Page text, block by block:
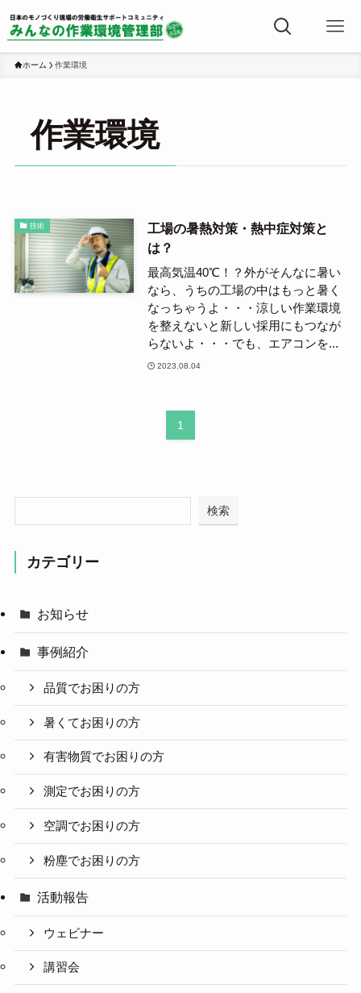
ホーム 作業環境
作業環境
技術
工場の暑熱対策・熱中症対策と
は？
最高気温40℃！？外がそんなに暑い
なら、うちの工場の中はもっと暑く
なっちゃうよ・・・涼しい作業環境
を整えないと新しい採用にもつなが
らないよ・・・でも、エアコンを...
2023.08.04
1
検索
カテゴリー
お知らせ
事例紹介
品質でお困りの方
暑くてお困りの方
有害物質でお困りの方
測定でお困りの方
空調でお困りの方
粉塵でお困りの方
活動報告
ウェビナー
講習会